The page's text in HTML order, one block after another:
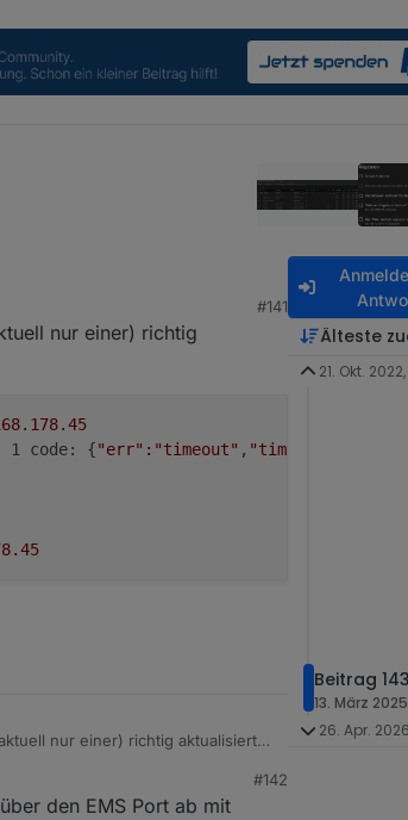
#141
nur einer) richtig
.178.45
code: {"err" :"timeout" , "timeout"
.45
nur einer) richtig aktualisiert
192.168.178.45
count: 1 code:
#142
den EMS Port ab mit
Älteste
21. Okt.
Beitrag
13. März
26. Apr.